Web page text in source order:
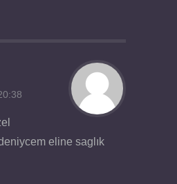
eline saglık